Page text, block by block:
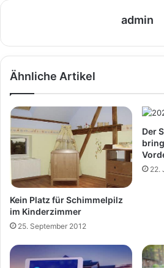
admin
Ähnliche Artikel
Kein Platz für Schimmelpilz
im Kinderzimmer
25. September 2012
Der
22.